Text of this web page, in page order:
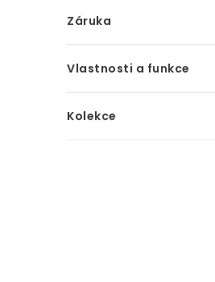
Záruka
Vlastnosti a funkce
Kolekce